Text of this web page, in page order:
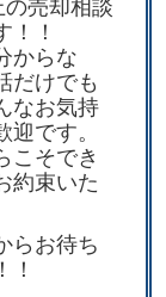
売却相談
！！
からな
だけでも
なお気持
迎です。
こそでき
約束いた
らお待ち
！